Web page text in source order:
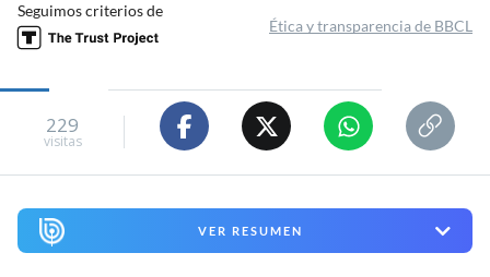
Seguimos criterios de
Ética y transparencia de BBCL
229
visitas
VER RESUMEN